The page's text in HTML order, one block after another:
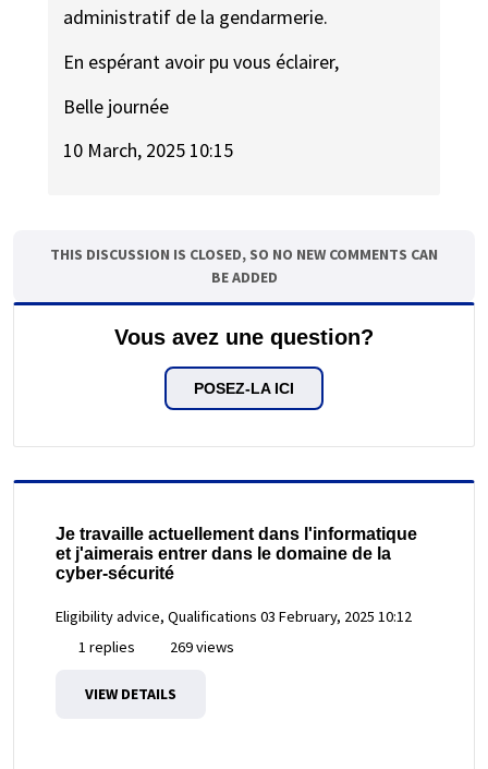
administratif de la gendarmerie.
En espérant avoir pu vous éclairer,
Belle journée
10 March, 2025 10:15
THIS DISCUSSION IS CLOSED, SO NO NEW COMMENTS CAN
BE ADDED
Vous avez une question?
POSEZ-LA ICI
Je travaille actuellement dans l'informatique
et j'aimerais entrer dans le domaine de la
cyber-sécurité
Eligibility advice, Qualifications 03 February, 2025 10:12
1 replies
269 views
VIEW DETAILS